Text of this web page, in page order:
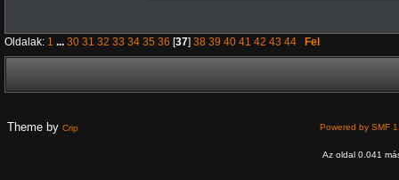
Oldalak: 1 ... 30 31 32 33 34 35 36 [37] 38 39 40 41 42 43 44 Fel
Theme by Crip Powered by SMF
Az oldal 0.041